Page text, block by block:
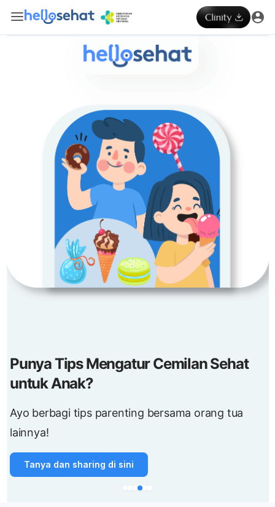
Punya Tips Mengatur Cemilan Sehat
untuk Anak?
Ayo berbagi tips parenting bersama orang tua
lainnya!
Tanya dan sharing di sini